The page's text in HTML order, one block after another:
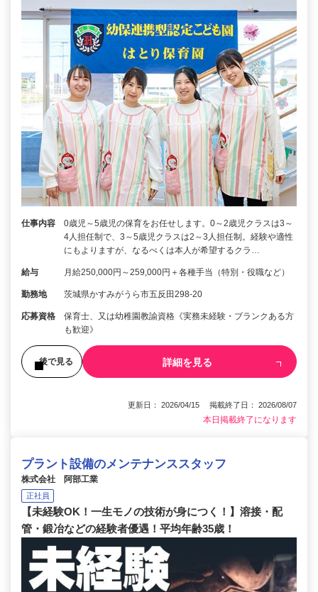
仕事内容
0歳児～5歳児の保育をお任せします。0～2歳児クラスは3～
4人担任制で、3～5歳児クラスは2～3人担任制。経験や適性
にもよりますが、なるべくは本人が希望するクラ…
給与 月給250,000円～259,000円＋各種手当（特別・役職など）
勤務地 茨城県かすみがうら市五反田298-20
応募資格
保育士、又は幼稚園教諭資格《実務未経験・ブランクある方
も歓迎》
後で見る 詳細を見る
更新日： 2026/04/15 掲載終了日： 2026/08/07
本日掲載終了になります
プラント設備のメンテナンススタッフ
株式会社 阿部工業
正社員
【未経験OK！一生モノの技術が身につく！】溶接・配
管・鍛冶などの経験者優遇！平均年齢35歳！